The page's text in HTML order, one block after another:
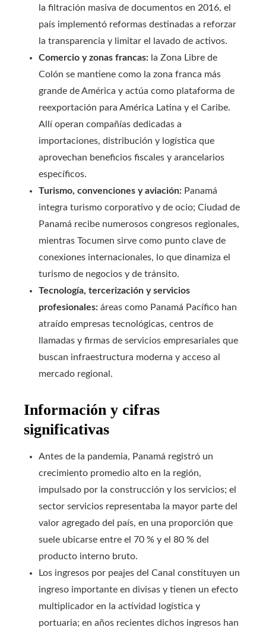
la filtración masiva de documentos en 2016, el
país implementó reformas destinadas a reforzar
la transparencia y limitar el lavado de activos.
Comercio y zonas francas: la Zona Libre de
Colón se mantiene como la zona franca más
grande de América y actúa como plataforma de
reexportación para América Latina y el Caribe.
Allí operan compañías dedicadas a
importaciones, distribución y logística que
aprovechan beneficios fiscales y arancelarios
específicos.
Turismo, convenciones y aviación: Panamá
integra turismo corporativo y de ocio; Ciudad de
Panamá recibe numerosos congresos regionales,
mientras Tocumen sirve como punto clave de
conexiones internacionales, lo que dinamiza el
turismo de negocios y de tránsito.
Tecnología, tercerización y servicios
profesionales: áreas como Panamá Pacífico han
atraído empresas tecnológicas, centros de
llamadas y firmas de servicios empresariales que
buscan infraestructura moderna y acceso al
mercado regional.
Información y cifras
significativas
Antes de la pandemia, Panamá registró un
crecimiento promedio alto en la región,
impulsado por la construcción y los servicios; el
sector servicios representaba la mayor parte del
valor agregado del país, en una proporción que
suele ubicarse entre el 70 % y el 80 % del
producto interno bruto.
Los ingresos por peajes del Canal constituyen un
ingreso importante en divisas y tienen un efecto
multiplicador en la actividad logística y
portuaria; en años recientes dichos ingresos han